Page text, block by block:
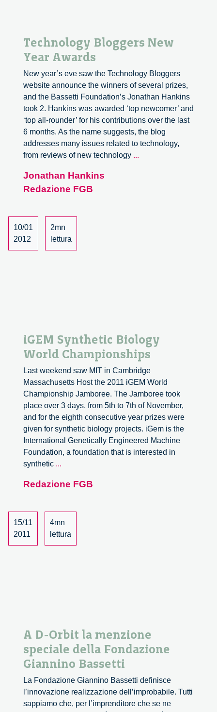
Technology Bloggers New
Year Awards
New year’s eve saw the Technology Bloggers
website announce the winners of several prizes,
and the Bassetti Foundation’s Jonathan Hankins
took 2. Hankins was awarded ‘top newcomer’ and
‘top all-rounder’ for his contributions over the last
6 months. As the name suggests, the blog
addresses many issues related to technology,
from reviews of new technology ...
Jonathan Hankins
Redazione FGB
10/01
2012
2mn
lettura
iGEM Synthetic Biology
World Championships
Last weekend saw MIT in Cambridge
Massachusetts Host the 2011 iGEM World
Championship Jamboree. The Jamboree took
place over 3 days, from 5th to 7th of November,
and for the eighth consecutive year prizes were
given for synthetic biology projects. iGem is the
International Genetically Engineered Machine
Foundation, a foundation that is interested in
synthetic ...
Biology
Championships
Redazione FGB
15/11
2011
4mn
lettura
A D-Orbit la menzione
speciale della Fondazione
Giannino Bassetti
La Fondazione Giannino Bassetti definisce
l’innovazione realizzazione dell’improbabile. Tutti
sappiamo che, per l’imprenditore che se ne